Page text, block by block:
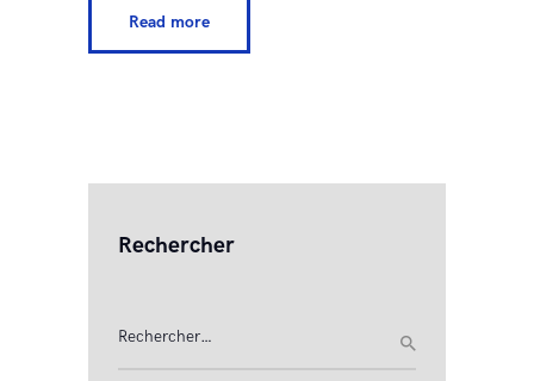
Read more
Rechercher
Rechercher :